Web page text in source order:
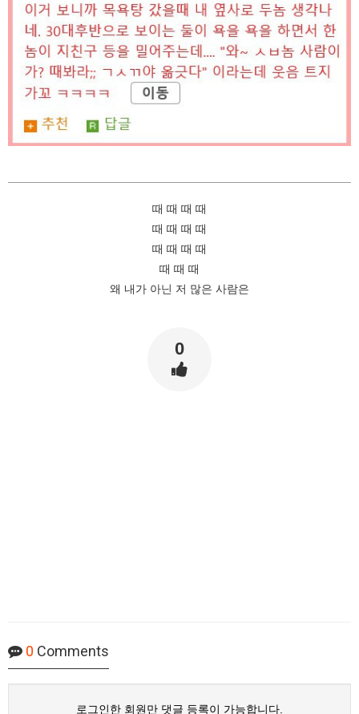
때 때 때 때
때 때 때 때
때 때 때 때
때 때 때
왜 내가 아닌 저 많은 사람은
0
0 Comments
로그인한 회원만 댓글 등록이 가능합니다.